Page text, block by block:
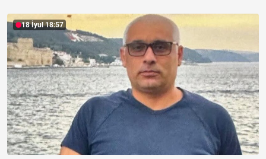
18 İyul 18:57